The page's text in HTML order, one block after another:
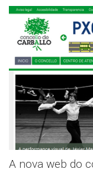
A nova web do